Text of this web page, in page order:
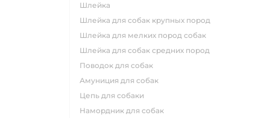
шлейка
шлейка для собак крупных пород
шлейка для мелких пород собак
шлейка для собак средних пород
поводок для собак
амуниция для собак
цепь для собаки
намордник для собак